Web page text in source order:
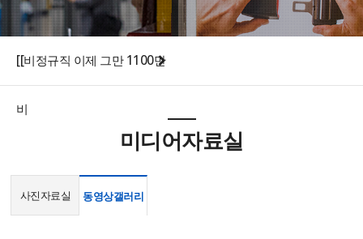
[[비정규직 이제 그만 1100만
비
미디어자료실
사진자료실 동영상갤러리